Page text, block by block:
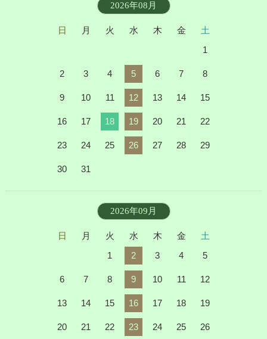
2026年08月
日 月 火 水 木 金
土
1
2 3 4 5 6 7 8
9 10 11 12 13 14 15
16 17 18 19 20 21 22
23 24 25 26 27 28 29
30 31
2026年09月
日 月 火 水 木 金
土
1
2 3 4 5
6 7 8 9 10 11 12
13 14 15 16 17 18 19
20 21 22 23 24 25 26